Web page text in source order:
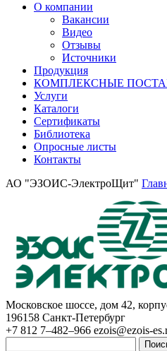
О компании
Вакансии
Видео
Отзывы
Источники
Продукция
КОМПЛЕКСНЫЕ
Услуги
Каталоги
Сертификаты
Библиотека
Опросные листы
Контакты
АО "ЭЗОИС-ЭлектроЩит"
Московское шоссе, дом 42,
196158 Санкт-Петербург
+7 812 7–482–966 ezois@ezois-